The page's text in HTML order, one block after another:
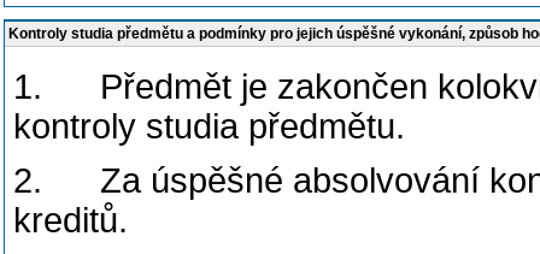
Kontroly studia předmětu a podmínky pro jejich úspěšné vykonání, způsob
1. Předmět je zakončen
kontroly studia předmětu.
2. Za úspěšné absolvování
kreditů.